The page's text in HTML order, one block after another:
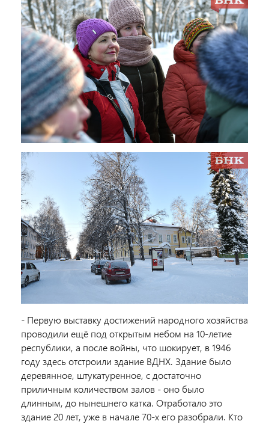
- Первую выставку достижений народного хозяйства
проводили ещё под открытым небом на 10-летие
республики, а после войны, что шокирует, в1946
году здесь отстроили здание ВДНХ. Здание было
деревянное, штукатуренное, с достаточно
приличным количеством залов - оно было
длинным, до нынешнего катка. Отработало это
здание 20 лет, уже в начале 70-х его разобрали. Кто